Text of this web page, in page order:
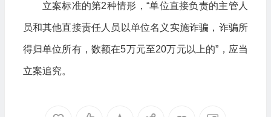
立案标准的第2种情形，“单位直接负责的主管人
员和其他直接责任人员以单位名义实施诈骗，诈骗所
得归单位所有，数额在5万元至20万元以上的”，应当
立案追究。